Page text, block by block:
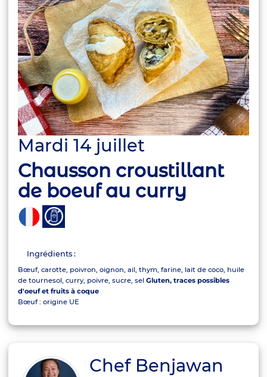
Mardi 14 juillet
Chausson croustillant
de boeuf au curry
Ingrédients :
Bœuf, carotte, poivron, oignon, ail, thym, farine, lait de coco, huile
de tournesol, curry, poivre, sucre, selGluten, traces possibles
d'oeuf et fruits à coque
Bœuf : origine UE
Chef Benjawan